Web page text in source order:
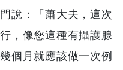
說：「蕭大夫，這次
，像您這種有攝護腺
個月就應該做一次例